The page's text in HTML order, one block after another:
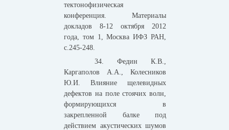
тектонофизическая
конференция. Материалы
докладов 8-12 октября 2012
года, том 1, Москва ИФЗ РАН,
с.245-248.
34. Федин К.В.,
Каргаполов А.А., Колесников
Ю.И. Влияние щелевидных
дефектов на поле стоячих волн,
формирующихся в
закрепленной балке под
действием акустических шумов